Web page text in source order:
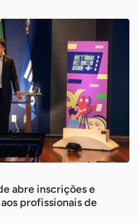
abre inscrições e
profissionais de